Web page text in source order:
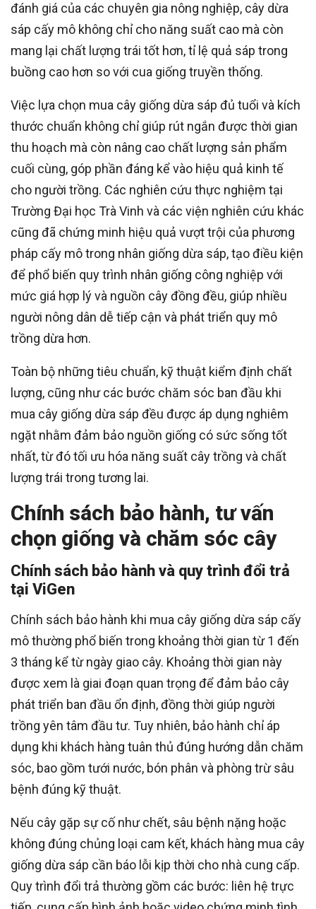
đánh giá của các chuyên gia nông nghiệp, cây dừa
sáp cấy mô không chỉ cho năng suất cao mà còn
mang lại chất lượng trái tốt hơn, tỉ lệ quả sáp trong
buồng cao hơn so với cua giống truyền thống.
Việc lựa chọn mua cây giống dừa sáp đủ tuổi và kích
thước chuẩn không chỉ giúp rút ngắn được thời gian
thu hoạch mà còn nâng cao chất lượng sản phẩm
cuối cùng, góp phần đáng kể vào hiệu quả kinh tế
cho người trồng. Các nghiên cứu thực nghiệm tại
Trường Đại học Trà Vinh và các viện nghiên cứu khác
cũng đã chứng minh hiệu quả vượt trội của phương
pháp cấy mô trong nhân giống dừa sáp, tạo điều kiện
để phổ biến quy trình nhân giống công nghiệp với
mức giá hợp lý và nguồn cây đồng đều, giúp nhiều
người nông dân dễ tiếp cận và phát triển quy mô
trồng dừa hơn.
Toàn bộ những tiêu chuẩn, kỹ thuật kiểm định chất
lượng, cũng như các bước chăm sóc ban đầu khi
mua cây giống dừa sáp đều được áp dụng nghiêm
ngặt nhằm đảm bảo nguồn giống có sức sống tốt
nhất, từ đó tối ưu hóa năng suất cây trồng và chất
lượng trái trong tương lai.
Chính sách bảo hành, tư vấn
chọn giống và chăm sóc cây
Chính sách bảo hành và quy trình đổi trả
tại ViGen
Chính sách bảo hành khi mua cây giống dừa sáp cấy
mô thường phổ biến trong khoảng thời gian từ 1 đến
3 tháng kể từ ngày giao cây. Khoảng thời gian này
được xem là giai đoạn quan trọng để đảm bảo cây
phát triển ban đầu ổn định, đồng thời giúp người
trồng yên tâm đầu tư. Tuy nhiên, bảo hành chỉ áp
dụng khi khách hàng tuân thủ đúng hướng dẫn chăm
sóc, bao gồm tưới nước, bón phân và phòng trừ sâu
bệnh đúng kỹ thuật.
Nếu cây gặp sự cố như chết, sâu bệnh nặng hoặc
không đúng chủng loại cam kết, khách hàng mua cây
giống dừa sáp cần báo lỗi kịp thời cho nhà cung cấp.
Quy trình đổi trả thường gồm các bước: liên hệ trực